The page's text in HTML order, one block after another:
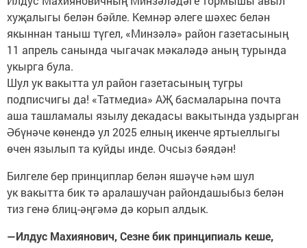
хуҗалыгы белән бәйле. Кемнәр әлеге шәхес белән
якыннан таныш түгел, «Минзәлә» район газетасының
11 апрель санында чыгачак мәкаләдә аның турында
укырга була.
Шул ук вакытта ул район газетасының тугры
подписчигы да! «Татмедиа» АҖ басмаларына почта
аша ташламалы язылу декадасы вакытында уздырган
Әбүнәче көнендә ул 2025 елның икенче яртыеллыгы
өчен язылып та куйды инде. Очсыз бәядән!
Билгеле бер принциплар белән яшәүче һәм шул
ук вакытта бик тә аралашучан райондашыбыз белән
тиз генә блиц-әңгәмә дә корып алдык.
—Илдус Махиянович, Сезне бик принципиаль кеше,